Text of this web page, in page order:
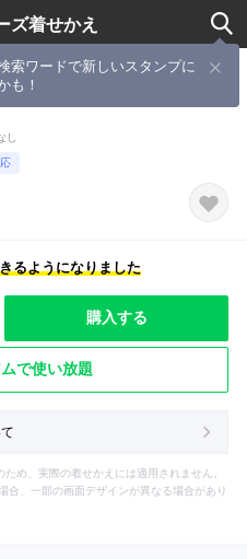
ズ着せかえ
索ワードで新しいスタンプに
も！ラック
るようになりました
購入する
で使い放題
め、実際の着せかえには適用されません。
合、一部の画面デザインが異なる場合があり